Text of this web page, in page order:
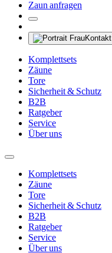
Zaun anfragen
Kontakt
Komplettsets
Zäune
Tore
Sicherheit & Schutz
B2B
Ratgeber
Service
Über uns
Komplettsets
Zäune
Tore
Sicherheit & Schutz
B2B
Ratgeber
Service
Über uns